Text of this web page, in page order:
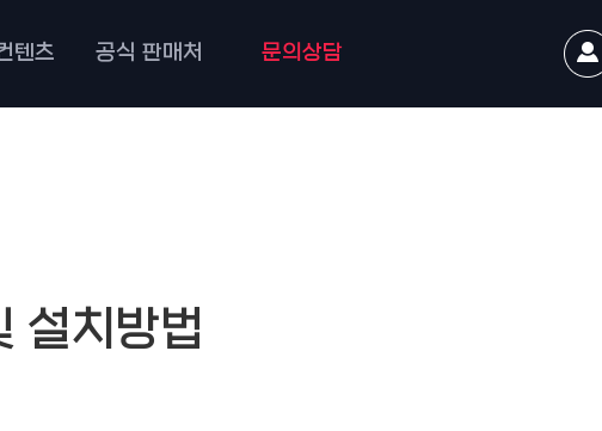
텐츠 공식 판매처 문의상담
설치방법